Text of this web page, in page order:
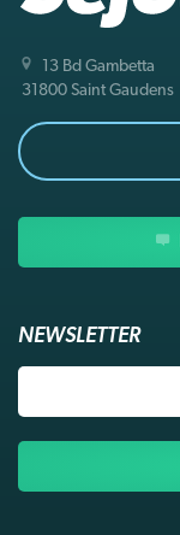
13 Bd Gambetta
31800 Saint Gaudens
NEWSLETTER